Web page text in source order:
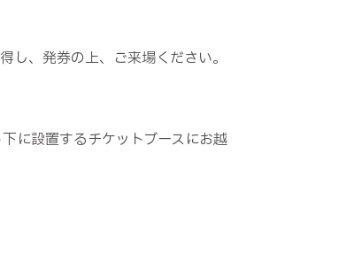
、発券の上、ご来場ください。
に設置するチケットブースにお越